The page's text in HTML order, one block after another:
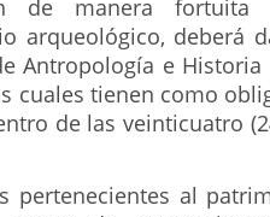
de manera fortuita
arqueológico, deberá
Antropología e
cuales tienen como
de las veinticuatro
pertenecientes al